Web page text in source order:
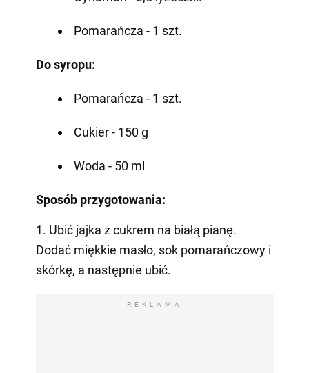
Pomarańcza - 1 szt.
Do syropu:
Pomarańcza - 1 szt.
Cukier - 150 g
Woda - 50 ml
Sposób przygotowania:
1. Ubić jajka z cukrem na białą pianę.
Dodać miękkie masło, sok pomarańczowy i
skórkę, a następnie ubić.
REKLAMA